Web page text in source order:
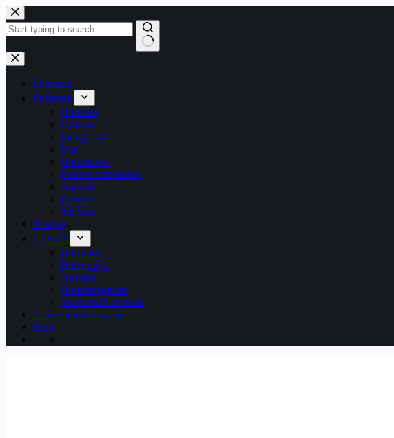
Перейти
до
вмісту
Немає
результатів
Головна
Рубрики
Новини
Обзори
Інструкції
Ігри
Програми
Робоче оточення
Android
Сервер
Железо
Форум
LTB.net
Про сайт
Наші друзі
Автори
Пожертвувати
Зворотній зв’язок
Статті користувачів
Вхід